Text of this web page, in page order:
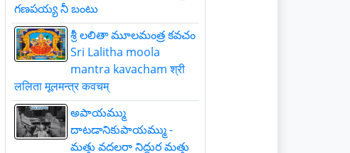
గణపయ్య నీ బంటు
శ్రీ లలితా మూలమంత్ర కవచం
Sri Lalitha moola
mantra kavacham श्री
ललिता मूलमन्त्र कवचम्
అపాయమ్ము
దాటడానికుపాయమ్ము -
మత్తు వదలరా నిద్దుర మత్తు